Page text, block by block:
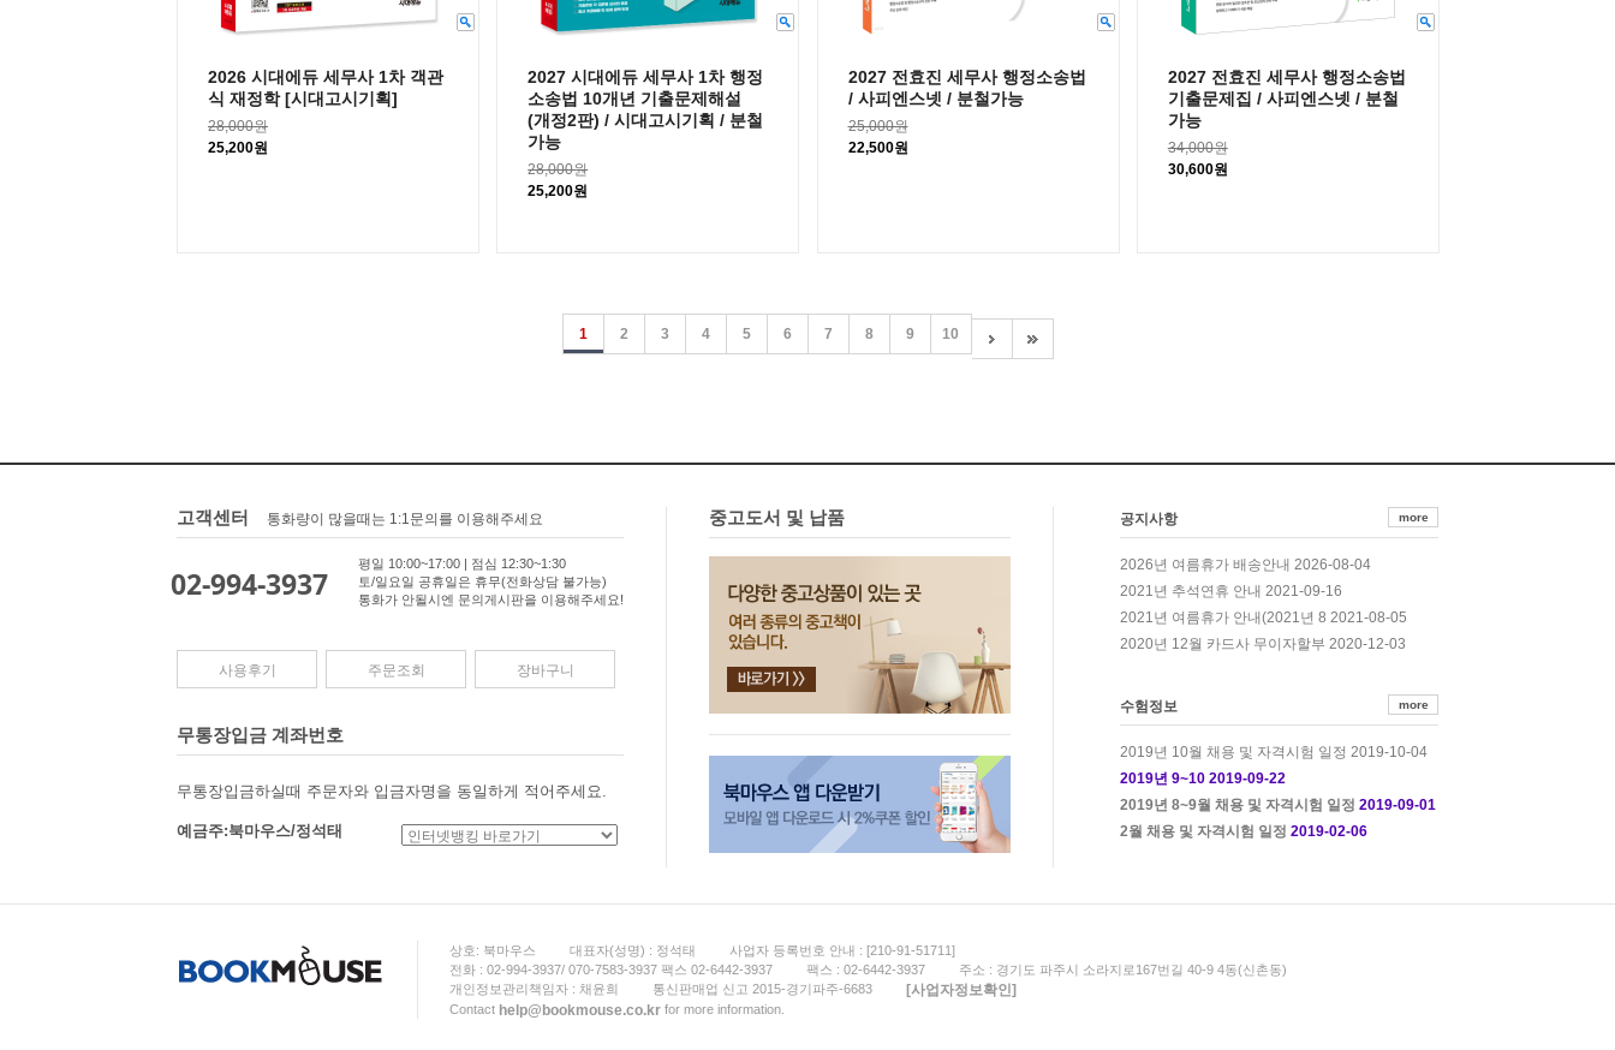
2026 시대에듀 세무사 1차 객관
식 재정학 [시대고시기획]
28,000원
25,200원
2027 시대에듀 세무사 1차 행정
소송법 10개년 기출문제해설
(개정2판) / 시대고시기획 / 분철
가능
28,000원
25,200원
2027 전효진 세무사 행정소송법
/ 사피엔스넷 / 분철가능
25,000원
22,500원
2027 전효진 세무사 행정소송법
기출문제집 / 사피엔스넷 / 분철
가능
34,000원
30,600원
1 2 3 4 5 6 7 8 9 10
고객센터 통화량이 많을때는 1:1문의를 이용해주세요
02-994-3937
평일 10:00~17:00 | 점심 12:30~1:30
토/일요일 공휴일은 휴무(전화상담 불가능)
통화가 안될시엔 문의게시판을 이용해주세요!
사용후기 주문조회 장바구니
무통장입금 계좌번호
무통장입금하실때 주문자와 입금자명을 동일하게 적어주세요.
예금주:북마우스/정석태
중고도서 및 납품 공지사항 more
2026년 여름휴가 배송안내 2026-08-04
2021년 추석연휴 안내 2021-09-16
2021년 여름휴가 안내(2021년 8 2021-08-05
2020년 12월 카드사 무이자할부 2020-12-03
수험정보 more
2019년 10월 채용 및 자격시험 일정 2019-10-04
2019년 9~10 2019-09-22
2019년 8~9월 채용 및 자격시험 일정 2019-09-01
2월 채용 및 자격시험 일정 2019-02-06
상호: 북마우스 대표자(성명) : 정석태
사업자 등록번호 안내 : [210-91-51711]
전화 : 02-994-3937/ 070-7583-3937 팩스 02-6442-3937
팩스 : 02-6442-3937
주소 : 경기도 파주시 소라지로167번길 40-9 4동(신촌동)
개인정보관리책임자 : 채윤희
통신판매업 신고 2015-경기파주-6683 [사업자정보확인]
Contact help@bookmouse.co.kr for more information.